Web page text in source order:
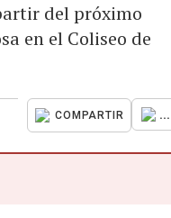
del próximo
en el Coliseo de
COMPARTIR ...